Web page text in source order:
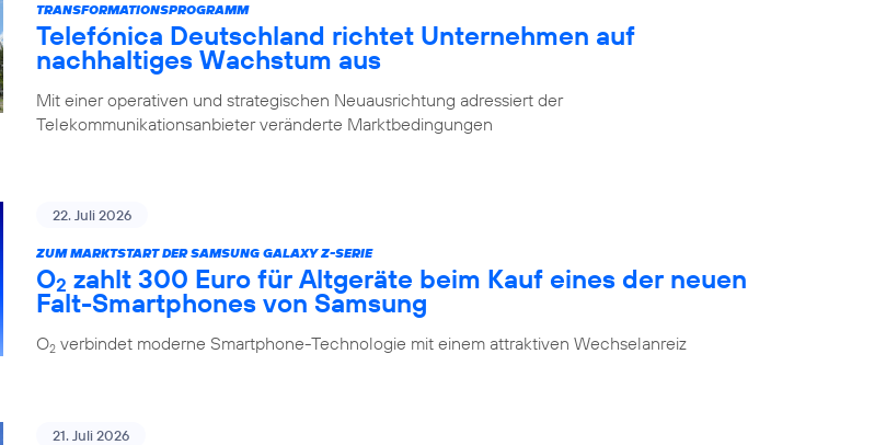
TRANSFORMATIONSPROGRAMM
Telefónica Deutschland richtet Unternehmen auf
nachhaltiges Wachstum aus
Mit einer operativen und strategischen Neuausrichtung adressiert der
Telekommunikationsanbieter veränderte Marktbedingungen
22. Juli 2026
ZUM MARKTSTART DER SAMSUNG GALAXY Z-SERIE
O2 zahlt 300 Euro für Altgeräte beim Kauf eines der neuen
Falt-Smartphones von Samsung
O2 verbindet moderne Smartphone-Technologie mit einem attraktiven Wechselanreiz
21. Juli 2026